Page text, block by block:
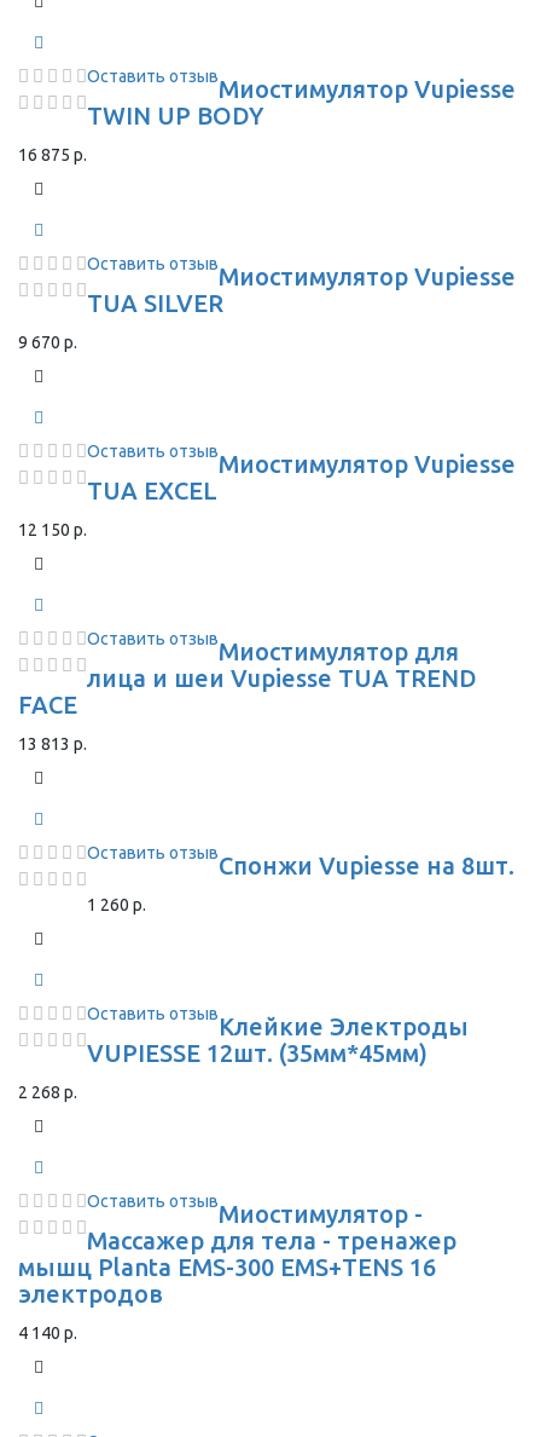
Оставить отзывМиостимулятор Vupiesse
TWIN UP BODY
16 875 р.
Оставить отзывМиостимулятор Vupiesse
TUA SILVER
9 670 р.
Оставить отзывМиостимулятор Vupiesse
TUA EXCEL
12 150 р.
Оставить отзывМиостимулятор для
лица и шеи Vupiesse TUA TREND
FACE
13 813 р.
Оставить отзывСпонжи Vupiesse на 8шт.
1 260 р.
Оставить отзывКлейкие Электроды
VUPIESSE 12шт. (35мм*45мм)
2 268 р.
Оставить отзывМиостимулятор -
Массажер для тела - тренажер
мышц Planta EMS-300 EMS+TENS 16
электродов
4 140 р.